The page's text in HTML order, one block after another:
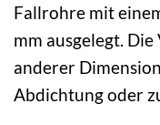
Fallrohre mit
mm ausgelegt.
anderer
Abdichtung oder